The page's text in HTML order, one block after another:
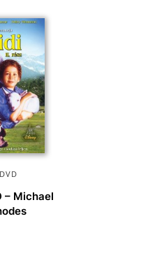
– Michael